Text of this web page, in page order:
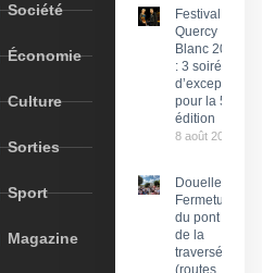
Société
Économie
Culture
Sorties
Sport
Magazine
Festival du
Quercy
Blanc 2026
: 3 soirées
d’exception
pour la 58e
édition
8 août 2026
Douelle :
Fermeture
du pont et
de la
traversée
(routes